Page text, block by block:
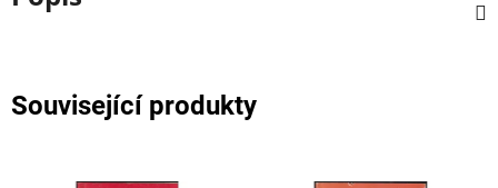
Související produkty